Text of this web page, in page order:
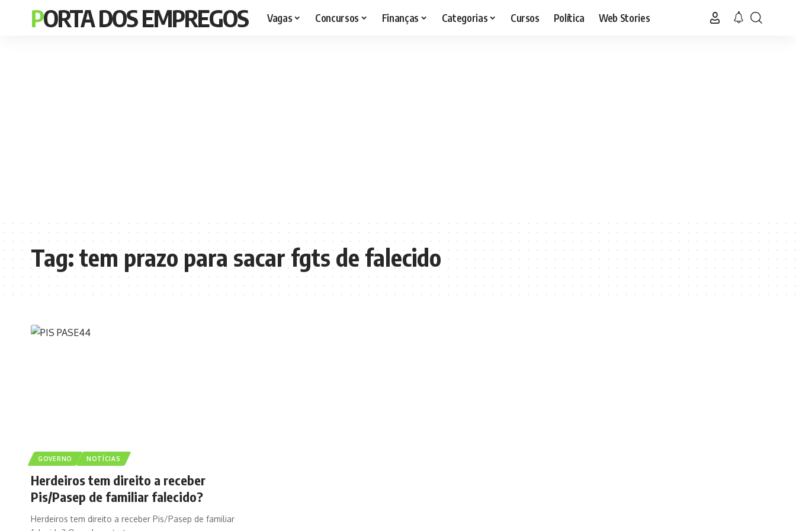
PORTA DOS EMPREGOS Vagas Concursos Finanças Categorias Cursos Política Web Stories
Tag:tem prazo para sacar fgts de falecido
GOVERNO NOTÍCIAS
Herdeiros tem direito a receber
Pis/Pasep de familiar falecido?
Herdeiros tem direito a receber Pis/Pasep de familiar